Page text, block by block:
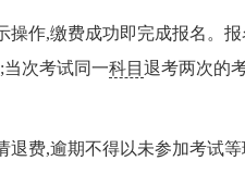
操作,缴费成功即完成报名。
次考试同一科目 退考两次的
退费,逾期不得以未参加考试